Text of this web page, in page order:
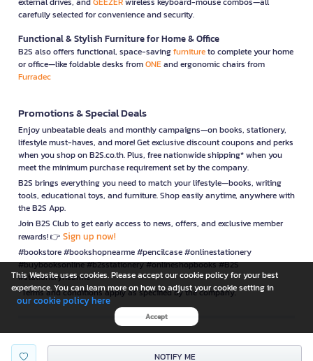
NOTIFY ME
carefully selected for convenience and security.
Functional & Stylish Furniture for Home & Office
B2S also offers functional, space-savingfurnitureto complete your home
or office—like foldable desks fromONEand ergonomic chairs from
Furradec
Promotions & Special Deals
Enjoy unbeatable deals and monthly campaigns—on books, stationery,
lifestyle must-haves, and more! Get exclusive discount coupons and perks
when you shop on B2S.co.th. Plus, free nationwide shipping* when you
meet the minimum purchase requirement set by the company.
B2S brings everything you need to match your lifestyle—books, writing
tools, educational toys, and furniture. Shop easily anytime, anywhere with
the B2S App.
Join B2S Club to get early access to news, offers, and exclusive member
rewards! 👉 Sign up now!
#bookstore #bookshopnearme #pencilcase #onlinestationery
#buybooksonline #b2sstationery #onlineshopbooks #B2S
#stationerynearme
*Terms and conditions apply as specified by the company.
is a company operating under
This Website uses cookies. Please accept our cookie policy for your best
experience. You can learn more on how to adjust your cookie setting in
our cookie policy here
Accept